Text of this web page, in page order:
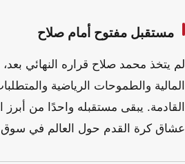
مستقبل مفتوح أمام صلاح
لم يتخذ محمد صلاح قراره النهائي
المالية والطموحات الرياضية
القادمة. يبقى مستقبله واحدًا من أبرز
عشاق كرة القدم حول العالم في سوق